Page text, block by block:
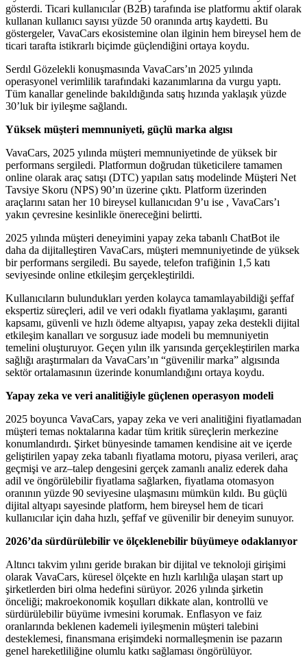
gösterdi. Ticari kullanıcılar (B2B) tarafında ise platformu aktif olarak
kullanan kullanıcı sayısı yüzde 50 oranında artış kaydetti. Bu
göstergeler, VavaCars ekosistemine olan ilginin hem bireysel hem de
ticari tarafta istikrarlı biçimde güçlendiğini ortaya koydu.
Serdıl Gözelekli konuşmasında VavaCars’ın 2025 yılında
operasyonel verimlilik tarafındaki kazanımlarına da vurgu yaptı.
Tüm kanallar genelinde bakıldığında satış hızında yaklaşık yüzde
30’luk bir iyileşme sağlandı.
Yüksek müşteri memnuniyeti, güçlü marka algısı
VavaCars, 2025 yılında müşteri memnuniyetinde de yüksek bir
performans sergiledi. Platformun doğrudan tüketicilere tamamen
online olarak araç satışı (DTC) yapılan satış modelinde Müşteri Net
Tavsiye Skoru (NPS) 90’ın üzerine çıktı. Platform üzerinden
araçlarını satan her 10 bireysel kullanıcıdan 9’u ise , VavaCars’ı
yakın çevresine kesinlikle önereceğini belirtti.
2025 yılında müşteri deneyimini yapay zeka tabanlı ChatBot ile
daha da dijitalleştiren VavaCars, müşteri memnuniyetinde de yüksek
bir performans sergiledi. Bu sayede, telefon trafiğinin 1,5 katı
seviyesinde online etkileşim gerçekleştirildi.
Kullanıcıların bulundukları yerden kolayca tamamlayabildiği şeffaf
ekspertiz süreçleri, adil ve veri odaklı fiyatlama yaklaşımı, garanti
kapsamı, güvenli ve hızlı ödeme altyapısı, yapay zeka destekli dijital
etkileşim kanalları ve sorgusuz iade modeli bu memnuniyetin
temelini oluşturuyor. Geçen yılın ilk yarısında gerçekleştirilen marka
sağlığı araştırmaları da VavaCars’ın “güvenilir marka” algısında
sektör ortalamasının üzerinde konumlandığını ortaya koydu.
Yapay zeka ve veri analitiğiyle güçlenen operasyon modeli
2025 boyunca VavaCars, yapay zeka ve veri analitiğini fiyatlamadan
müşteri temas noktalarına kadar tüm kritik süreçlerin merkezine
konumlandırdı. Şirket bünyesinde tamamen kendisine ait ve içerde
geliştirilen yapay zeka tabanlı fiyatlama motoru, piyasa verileri, araç
geçmişi ve arz–talep dengesini gerçek zamanlı analiz ederek daha
adil ve öngörülebilir fiyatlama sağlarken, fiyatlama otomasyon
oranının yüzde 90 seviyesine ulaşmasını mümkün kıldı. Bu güçlü
dijital altyapı sayesinde platform, hem bireysel hem de ticari
kullanıcılar için daha hızlı, şeffaf ve güvenilir bir deneyim sunuyor.
2026’da sürdürülebilir ve ölçeklenebilir büyümeye odaklanıyor
Altıncı takvim yılını geride bırakan bir dijital ve teknoloji girişimi
olarak VavaCars, küresel ölçekte en hızlı karlılığa ulaşan start up
şirketlerden biri olma hedefini sürüyor. 2026 yılında şirketin
önceliği; makroekonomik koşulları dikkate alan, kontrollü ve
sürdürülebilir büyüme ivmesini korumak. Enflasyon ve faiz
oranlarında beklenen kademeli iyileşmenin müşteri talebini
desteklemesi, finansmana erişimdeki normalleşmenin ise pazarın
genel hareketliliğine olumlu katkı sağlaması öngörülüyor.